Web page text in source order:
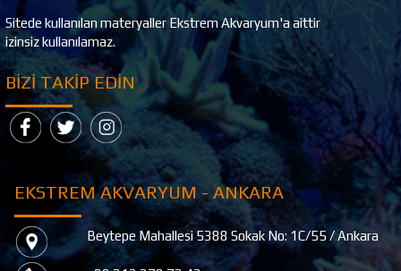
Sitede kullanılan materyaller Ekstrem Akvaryum'a aittir
izinsiz kullanılamaz.
BIZI TAKIP EDIN
1C/55 / Ankara
EKSTREM AKVARYUM -
Sarayıcedit Mahallesi Üst Çeşme
No:21/C Kadıköy / İstanbul